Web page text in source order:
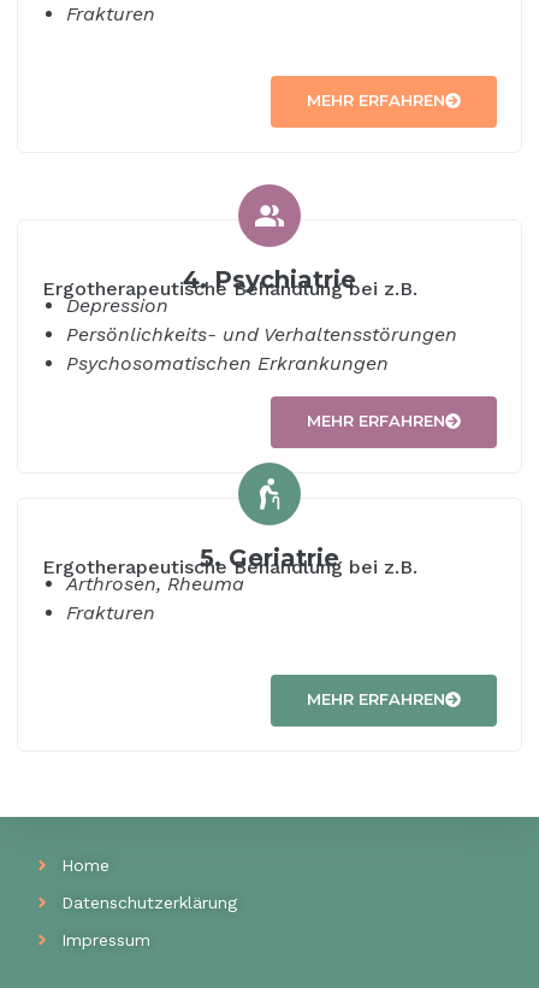
Frakturen
MEHR ERFAHREN
4. Psychiatrie
Ergotherapeutische Behandlung bei z.B.
Depression
Persönlichkeits- und Verhaltensstörungen
Psychosomatischen Erkrankungen
MEHR ERFAHREN
5. Geriatrie
Ergotherapeutische Behandlung bei z.B.
Arthrosen, Rheuma
Frakturen
MEHR ERFAHREN
Home
Datenschutzerklärung
Impressum